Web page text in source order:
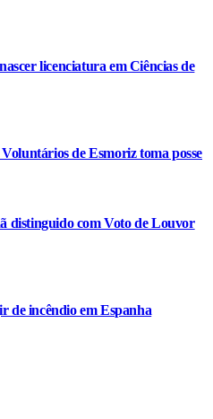
licenciatura em Ciências de
de Esmoriz toma posse
distinguido com Voto de Louvor
de incêndio em Espanha